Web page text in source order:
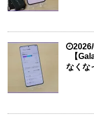
【
なくな